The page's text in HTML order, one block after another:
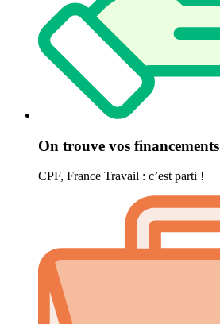
On trouve vos financements
CPF, France Travail : c’est parti !